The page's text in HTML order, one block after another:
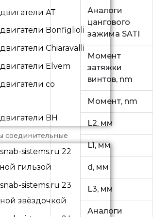
АТ
Bonfiglioli
Chiaravalli
Elvem
со
BH
соединительные
гильзой
звёздочкой
Аналоги
цангового
зажима SATI
Момент
затяжки
винтов, nm
Момент, nm
L2, мм
L1, мм
d, мм
L3, мм
Аналоги